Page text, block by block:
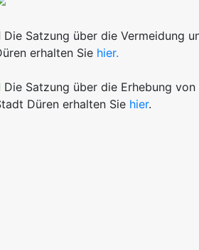
Die Satzung über die Vermeidung
erhalten Sie hier.
Die Satzung über die Erhebung
Düren erhalten Sie hier.